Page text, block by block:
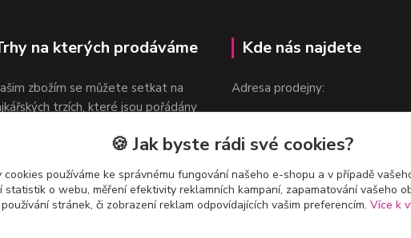
na kterých prodáváme
zbožím se můžete setkat na
trzích, které jsou pořádány
Kde nás najdete
Adresa prodejny:
v blízkosti stanice Metra B -
Českomoravská
🍪 Jak byste rádi své cookies?
cookies používáme ke správnému fungování našeho e-shopu a v případě
statistik o webu, měření efektivity reklamních kampaní, zapamatování vašeho
stránek, či zobrazení reklam odpovídajících vašim preferencím. Více k